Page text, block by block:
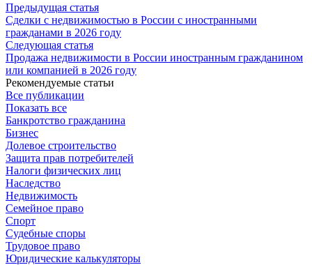
Предыдущая статья
Сделки с недвижимостью в России с иностранными
гражданами в 2026 году
Следующая статья
Продажа недвижимости в России иностранным гражданином
или компанией в 2026 году
Рекомендуемые статьи
Все публикации
Показать все
Банкротство гражданина
Бизнес
Долевое строительство
Защита прав потребителей
Налоги физических лиц
Наследство
Недвижимость
Семейное право
Спорт
Судебные споры
Трудовое право
Юридические калькуляторы